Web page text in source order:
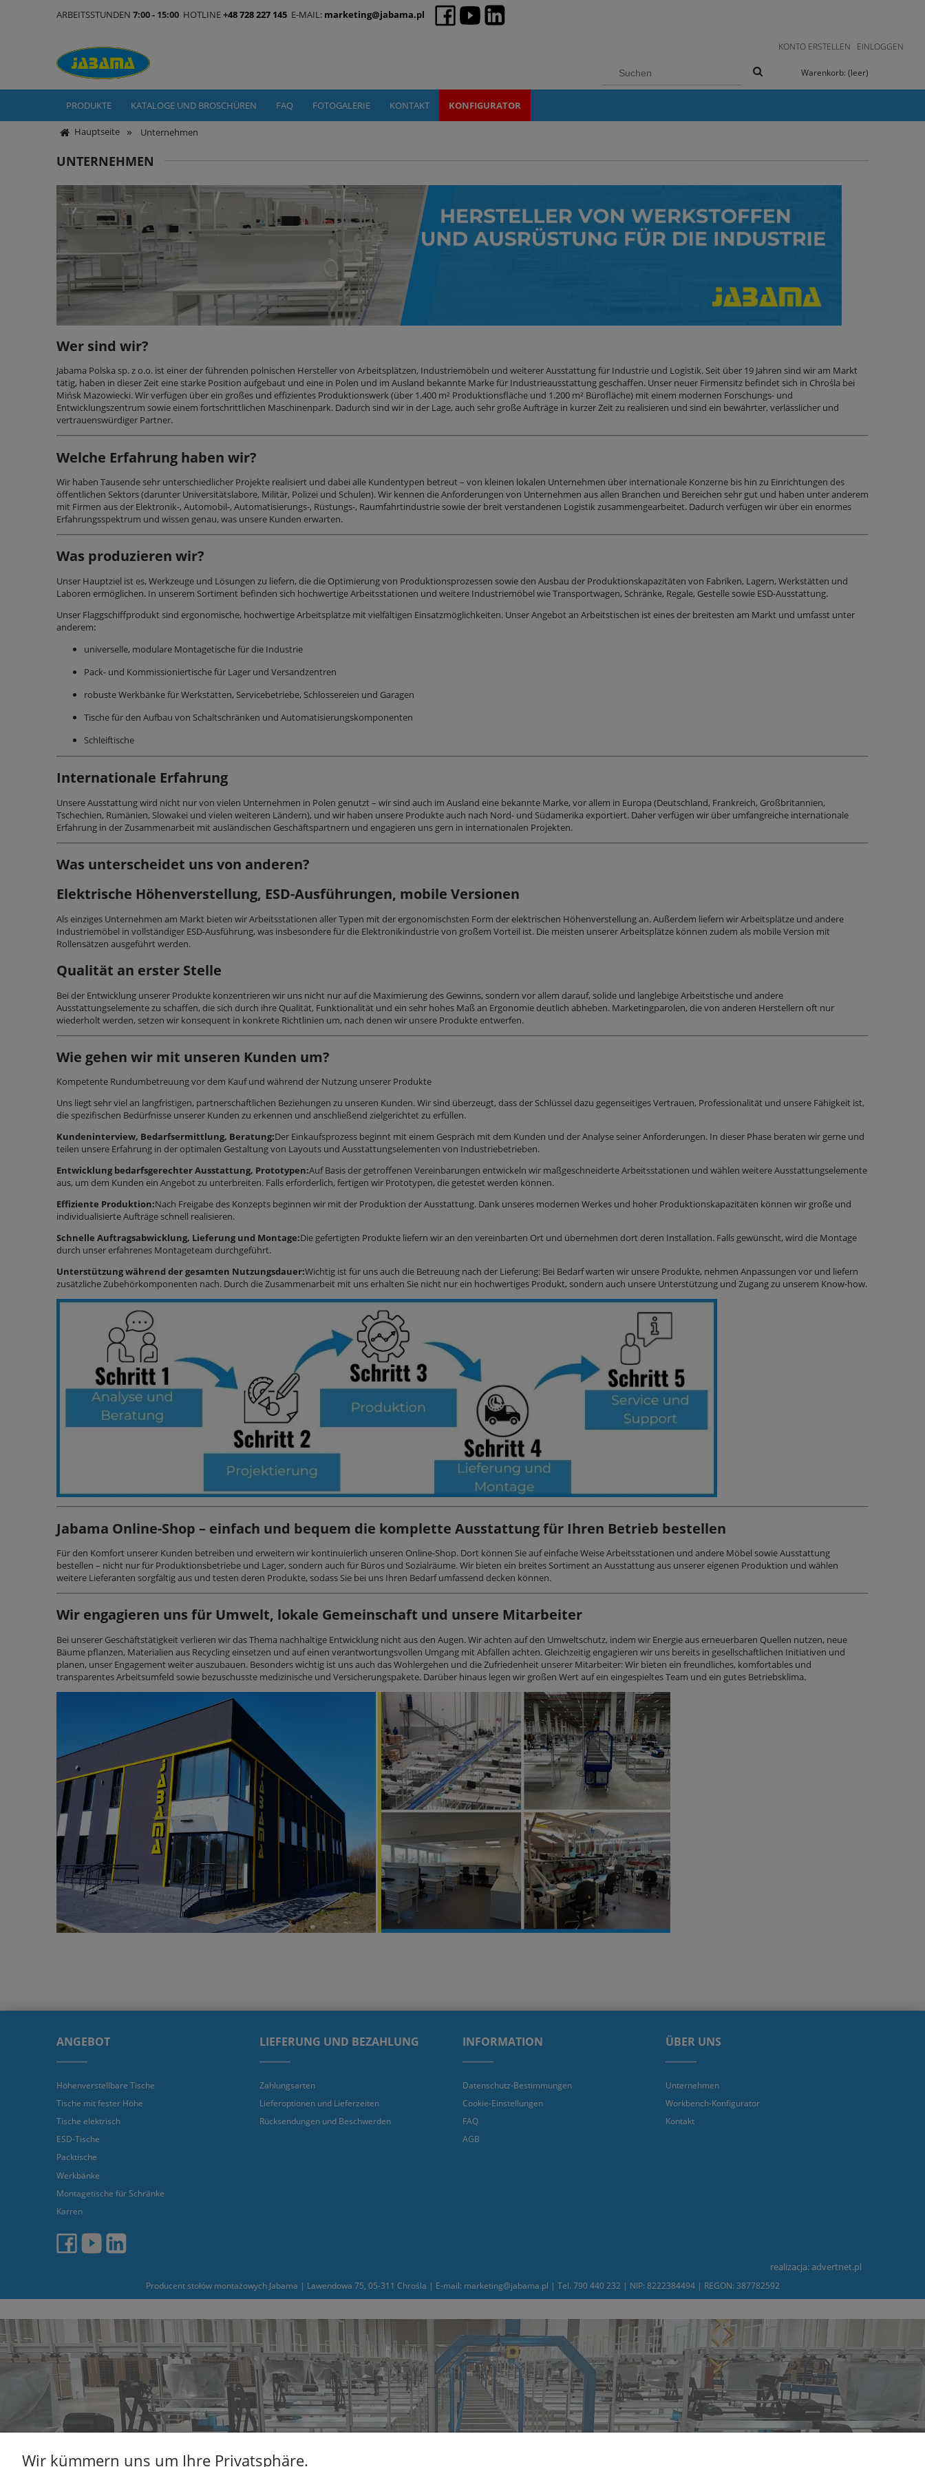
ARBEITSSTUNDEN 7:00 - 15:00 HOTLINE+48 728 227 145 E-MAIL: marketing@jabama.pl
KONTO ERSTELLEN EINLOGGEN
Warenkorb: (leer)
PRODUKTE KATALOGE UND BROSCHÜREN FAQ FOTOGALERIE KONTAKT KONFIGURATOR
Hauptseite » Unternehmen
UNTERNEHMEN
Wer sind wir?
Jabama Polska sp. z o.o. ist einer der führenden polnischen Hersteller von Arbeitsplätzen, Industrie­möbeln und weiterer Ausstattung für Industrie und Logistik. Seit über 19 Jahren sind wir am Markt
tätig, haben in dieser Zeit eine starke Position aufgebaut und eine in Polen und im Ausland bekannte Marke für Industrieausstattung geschaffen. Unser neuer Firmensitz befindet sich in Chrośla bei
Mińsk Mazowiecki. Wir verfügen über ein großes und effizientes Produktionswerk (über 1.400 m² Produktionsfläche und 1.200 m² Bürofläche) mit einem modernen Forschungs- und
Entwicklungszentrum sowie einem fortschrittlichen Maschinenpark. Dadurch sind wir in der Lage, auch sehr große Aufträge in kurzer Zeit zu realisieren und sind ein bewährter, verlässlicher und
vertrauenswürdiger Partner.
Welche Erfahrung haben wir?
Wir haben Tausende sehr unterschiedlicher Projekte realisiert und dabei alle Kundentypen betreut – von kleinen lokalen Unternehmen über internationale Konzerne bis hin zu Einrichtungen des
öffentlichen Sektors (darunter Universitätslabore, Militär, Polizei und Schulen). Wir kennen die Anforderungen von Unternehmen aus allen Branchen und Bereichen sehr gut und haben unter anderem
mit Firmen aus der Elektronik-, Automobil-, Automatisierungs-, Rüstungs-, Raumfahrtindustrie sowie der breit verstandenen Logistik zusammengearbeitet. Dadurch verfügen wir über ein enormes
Erfahrungsspektrum und wissen genau, was unsere Kunden erwarten.
Was produzieren wir?
Unser Hauptziel ist es, Werkzeuge und Lösungen zu liefern, die die Optimierung von Produktionsprozessen sowie den Ausbau der Produktionskapazitäten von Fabriken, Lagern, Werkstätten und
Laboren ermöglichen. In unserem Sortiment befinden sich hochwertige Arbeitsstationen und weitere Industrie­möbel wie Transportwagen, Schränke, Regale, Gestelle sowie ESD-Ausstattung.
Unser Flaggschiffprodukt sind ergonomische, hochwertige Arbeitsplätze mit vielfältigen Einsatzmöglichkeiten. Unser Angebot an Arbeitstischen ist eines der breitesten am Markt und umfasst unter
anderem:
universelle, modulare Montagetische für die Industrie
Pack- und Kommissioniertische für Lager und Versandzentren
robuste Werkbänke für Werkstätten, Servicebetriebe, Schlossereien und Garagen
Tische für den Aufbau von Schaltschränken und Automatisierungskomponenten
Schleiftische
Internationale Erfahrung
Unsere Ausstattung wird nicht nur von vielen Unternehmen in Polen genutzt – wir sind auch im Ausland eine bekannte Marke, vor allem in Europa (Deutschland, Frankreich, Großbritannien,
Tschechien, Rumänien, Slowakei und vielen weiteren Ländern), und wir haben unsere Produkte auch nach Nord- und Südamerika exportiert. Daher verfügen wir über umfangreiche internationale
Erfahrung in der Zusammenarbeit mit ausländischen Geschäftspartnern und engagieren uns gern in internationalen Projekten.
Was unterscheidet uns von anderen?
Elektrische Höhenverstellung, ESD-Ausführungen, mobile Versionen
Als einziges Unternehmen am Markt bieten wir Arbeitsstationen aller Typen mit der ergonomischsten Form der elektrischen Höhenverstellung an. Außerdem liefern wir Arbeitsplätze und andere
Industrie­möbel in vollständiger ESD-Ausführung, was insbesondere für die Elektronikindustrie von großem Vorteil ist. Die meisten unserer Arbeitsplätze können zudem als mobile Version mit
Rollensätzen ausgeführt werden.
Qualität an erster Stelle
Bei der Entwicklung unserer Produkte konzentrieren wir uns nicht nur auf die Maximierung des Gewinns, sondern vor allem darauf, solide und langlebige Arbeitstische und andere
Ausstattungselemente zu schaffen, die sich durch ihre Qualität, Funktionalität und ein sehr hohes Maß an Ergonomie deutlich abheben. Marketingparolen, die von anderen Herstellern oft nur
wiederholt werden, setzen wir konsequent in konkrete Richtlinien um, nach denen wir unsere Produkte entwerfen.
Wie gehen wir mit unseren Kunden um?
Kompetente Rundumbetreuung vor dem Kauf und während der Nutzung unserer Produkte
Uns liegt sehr viel an langfristigen, partnerschaftlichen Beziehungen zu unseren Kunden. Wir sind überzeugt, dass der Schlüssel dazu gegenseitiges Vertrauen, Professionalität und unsere Fähigkeit ist,
die spezifischen Bedürfnisse unserer Kunden zu erkennen und anschließend zielgerichtet zu erfüllen.
Kundeninterview, Bedarfsermittlung, Beratung:Der Einkaufsprozess beginnt mit einem Gespräch mit dem Kunden und der Analyse seiner Anforderungen. In dieser Phase beraten wir gerne und
teilen unsere Erfahrung in der optimalen Gestaltung von Layouts und Ausstattungselementen von Industrie­betrieben.
Entwicklung bedarfsgerechter Ausstattung, Prototypen:Auf Basis der getroffenen Vereinbarungen entwickeln wir maßgeschneiderte Arbeitsstationen und wählen weitere Ausstattungselemente
aus, um dem Kunden ein Angebot zu unterbreiten. Falls erforderlich, fertigen wir Prototypen, die getestet werden können.
Effiziente Produktion:Nach Freigabe des Konzepts beginnen wir mit der Produktion der Ausstattung. Dank unseres modernen Werkes und hoher Produktionskapazitäten können wir große und
individualisierte Aufträge schnell realisieren.
Schnelle Auftragsabwicklung, Lieferung und Montage:Die gefertigten Produkte liefern wir an den vereinbarten Ort und übernehmen dort deren Installation. Falls gewünscht, wird die Montage
durch unser erfahrenes Montageteam durchgeführt.
Unterstützung während der gesamten Nutzungsdauer:Wichtig ist für uns auch die Betreuung nach der Lieferung: Bei Bedarf warten wir unsere Produkte, nehmen Anpassungen vor und liefern
zusätzliche Zubehörkomponenten nach. Durch die Zusammenarbeit mit uns erhalten Sie nicht nur ein hochwertiges Produkt, sondern auch unsere Unterstützung und Zugang zu unserem Know-how.
Jabama Online-Shop – einfach und bequem die komplette Ausstattung für Ihren Betrieb bestellen
Für den Komfort unserer Kunden betreiben und erweitern wir kontinuierlich unseren Online-Shop. Dort können Sie auf einfache Weise Arbeitsstationen und andere Möbel sowie Ausstattung
bestellen – nicht nur für Produktionsbetriebe und Lager, sondern auch für Büros und Sozialräume. Wir bieten ein breites Sortiment an Ausstattung aus unserer eigenen Produktion und wählen
weitere Lieferanten sorgfältig aus und testen deren Produkte, sodass Sie bei uns Ihren Bedarf umfassend decken können.
Wir engagieren uns für Umwelt, lokale Gemeinschaft und unsere Mitarbeiter
Bei unserer Geschäftstätigkeit verlieren wir das Thema nachhaltige Entwicklung nicht aus den Augen. Wir achten auf den Umweltschutz, indem wir Energie aus erneuerbaren Quellen nutzen, neue
Bäume pflanzen, Materialien aus Recycling einsetzen und auf einen verantwortungsvollen Umgang mit Abfällen achten. Gleichzeitig engagieren wir uns bereits in gesellschaftlichen Initiativen und
planen, unser Engagement weiter auszubauen. Besonders wichtig ist uns auch das Wohlergehen und die Zufriedenheit unserer Mitarbeiter: Wir bieten ein freundliches, komfortables und
transparentes Arbeitsumfeld sowie bezuschusste medizinische und Versicherungs­pakete. Darüber hinaus legen wir großen Wert auf ein eingespieltes Team und ein gutes Betriebsklima.
ANGEBOT
Höhenverstellbare Tische
Tische mit fester Höhe
Tische elektrisch
ESD-Tische
Packtische
Werkbänke
Montagetische für Schränke
Karren
LIEFERUNG UND BEZAHLUNG
Zahlungsarten
Lieferoptionen und Lieferzeiten
Rücksendungen und Beschwerden
INFORMATION
Datenschutz-Bestimmungen
Cookie-Einstellungen
FAQ
AGB
ÜBER UNS
Unternehmen
Workbench-Konfigurator
Kontakt
realizacja:advertnet.pl
Producent stołów montażowych Jabama | Lawendowa 75, 05-311 Chrośla | E-mail: marketing@jabama.pl | Tel. 790 440 232 | NIP: 8222384494 | REGON: 387782592
Wir kümmern uns um Ihre Privatsphäre.